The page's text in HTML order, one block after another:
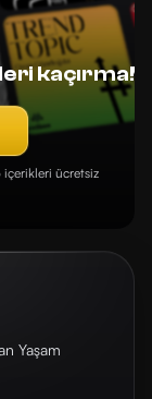
kaçırma!
içerikleri ücretsiz
Yaşam